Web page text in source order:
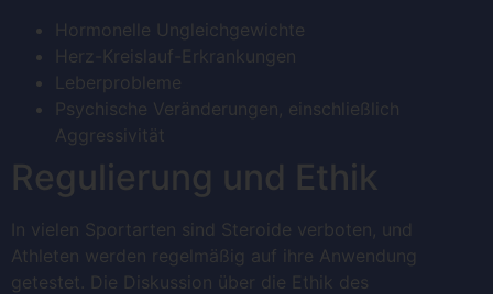
Hormonelle Ungleichgewichte
Herz-Kreislauf-Erkrankungen
Leberprobleme
Psychische Veränderungen, einschließlich
Aggressivität
Regulierung und Ethik
In vielen Sportarten sind Steroide verboten, und
Athleten werden regelmäßig auf ihre Anwendung
getestet. Die Diskussion über die Ethik des